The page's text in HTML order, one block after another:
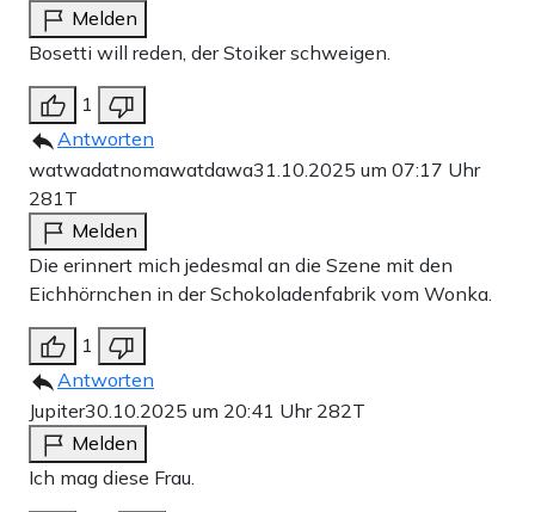
Melden
Bosetti will reden, der Stoiker schweigen.
1
Antworten
watwadatnomawatdawa31.10.2025 um 07:17 Uhr
281T
Melden
Die erinnert mich jedesmal an die Szene mit den
Eichhörnchen in der Schokoladenfabrik vom Wonka.
1
Antworten
Jupiter30.10.2025 um 20:41 Uhr 282T
Melden
Ich mag diese Frau.